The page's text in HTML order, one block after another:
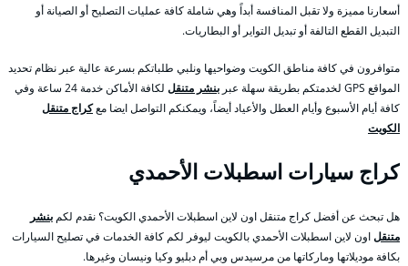
أسعارنا مميزة ولا تقبل المنافسة أبداً وهي شاملة كافة عمليات التصليح أو الصيانة أو
التبديل القطع التالفة أو تبديل التواير أو البطاريات.
متوافرون في كافة مناطق الكويت وضواحيها ونلبي طلباتكم بسرعة عالية عبر نظام تحديد
المواقع GPS لخدمتكم بطريقة سهلة عبر
بنشر متنقل
لكافة الأماكن خدمة 24 ساعة وفي
كافة أيام الأسبوع وأيام العطل والأعياد أيضاً، ويمكنكم التواصل ايضا معكراج متنقل
الكويت
كراج سيارات اسطبلات الأحمدي
هل تبحث عن أفضل كراج متنقل اون لاين اسطبلات الأحمدي الكويت؟ نقدم لكم بنشر
متنقلاون لاين اسطبلات الأحمدي بالكويت ليوفر لكم كافة الخدمات في تصليح السيارات
بكافة موديلاتها وماركاتها من مرسيدس وبي أم دبليو وكيا ونيسان وغيرها.